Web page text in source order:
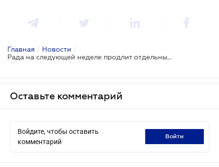
Главная / Новости /
Рада на следующей неделе продлит отдельные налоговые и таможенные льготы на 2025 год
Оставьте комментарий
Войдите, чтобы оставить
комментарий
войти